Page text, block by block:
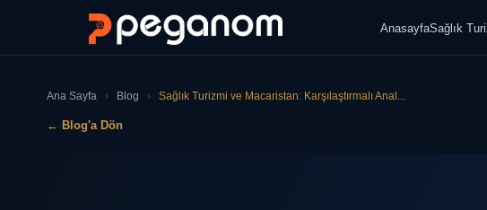
AnasayfaSağlık
Ana Sayfa › Blog › Sağlık Turizmi ve Macaristan: Karşılaştırmalı Anal...
← Blog'a Dön